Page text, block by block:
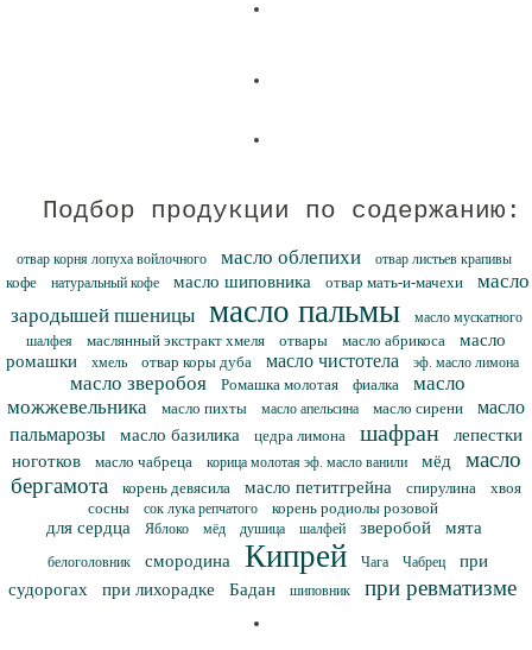
Подбор продукции по содержанию:
отвар корня лопуха войлочного масло облепихи отвар листьев крапивы
кофе натуральный кофе масло шиповника отвар мать-и-мачехи
масло
зародышей пшеницы
масло пальмы
масло мускатного
шалфея
маслянный экстракт хмеля отвары масло абрикоса
масло
ромашки
хмель отвар коры дуба масло чистотела эф. масло лимона
масло зверобоя Ромашка молотая фиалка
масло
можжевельника
масло пихты масло апельсина масло сирени
масло
пальмарозы
масло базилика цедра лимона шафран
лепестки
ноготков
масло чабреца корица молотая эф. масло ванили мёд
масло
бергамота
корень девясила масло петитгрейна спирулина
хвоя
сосны
сок лука репчатого корень родиолы розовой
для сердца Яблоко мёд душица шалфей зверобой мята
белоголовник смородина Кипрей Чага Чабрец
при
судорогах
при лихорадке Бадан шиповник при ревматизме